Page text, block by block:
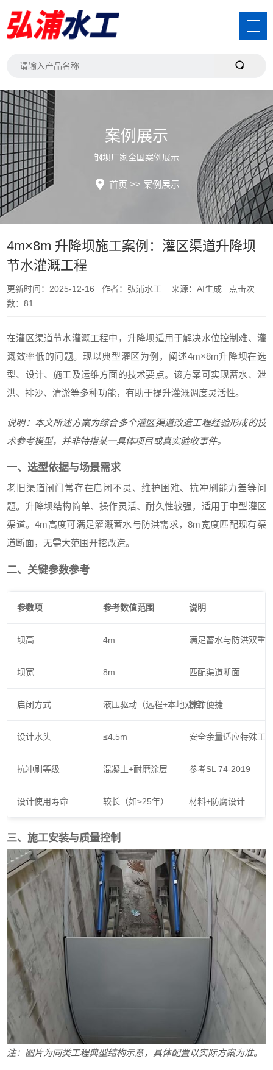
案例展示
钢坝厂家全国案例展示
首页 >> 案例展示
4m×8m 升降坝施工案例：灌区渠道升降坝
节水灌溉工程
更新时间：2025-12-16 作者：弘浦水工 来源：AI生成 点击次
数：81
在灌区渠道节水灌溉工程中，升降坝适用于解决水位控制难、灌
溉效率低的问题。现以典型灌区为例，阐述4m×8m升降坝在选
型、设计、施工及运维方面的技术要点。该方案可实现蓄水、泄
洪、排沙、清淤等多种功能，有助于提升灌溉调度灵活性。
说明：本文所述方案为综合多个灌区渠道改造工程经验形成的技
术参考模型，并非特指某一具体项目或真实验收事件。
一、选型依据与场景需求
老旧渠道闸门常存在启闭不灵、维护困难、抗冲刷能力差等问
题。升降坝结构简单、操作灵活、耐久性较强，适用于中型灌区
渠道。4m高度可满足灌溉蓄水与防洪需求，8m宽度匹配现有渠
道断面，无需大范围开挖改造。
二、关键参数参考
参数项 参考数值范围 说明
坝高 4m 满足蓄水与防洪双重
坝宽 8m 匹配渠道断面
启闭方式 液压驱动（远程+本地双控）
操作便捷
设计水头 ≤4.5m 安全余量适应特殊工
抗冲刷等级 混凝土+耐磨涂层 参考SL 74-2019
设计使用寿命 较长（如≥25年） 材料+防腐设计
三、施工安装与质量控制
注：图片为同类工程典型结构示意，具体配置以实际方案为准。